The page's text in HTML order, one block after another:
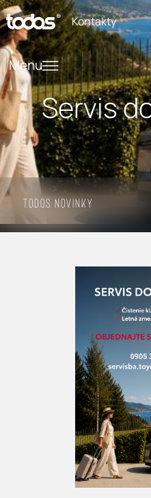
Kontakty
Menu
Servis
Todos Novinky